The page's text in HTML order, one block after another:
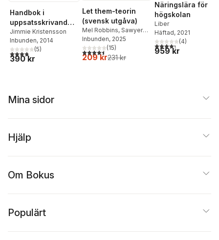
Handbok i
uppsatsskrivande
och
forskningsmetodik :
för studenter inom
hälso- och
Jimmie Kristensson
Inbunden, 2014
3,8utav 5 stjärnor. Totalt antal röster:
(5)
390 kr
Let them-teorin
(svensk utgåva)
Mel Robbins, Sawyer
Robbins
Inbunden, 2025
4,5utav 5 stjärnor. Totalt antal röster:
(15)
209 kr231 kr
Näringslära för
högskolan
Liber
Häftad, 2021
4,3utav 5 stjärnor.
(4)
959 kr
Mina sidor
Hjälp
Om Bokus
Populärt